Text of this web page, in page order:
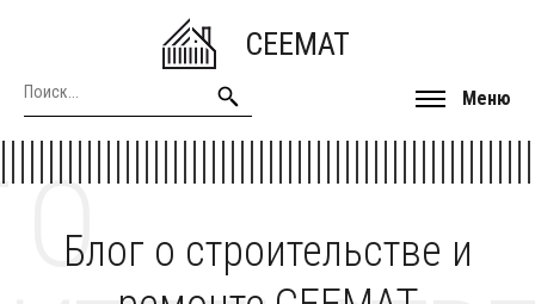
CEEMAT
Меню
Блог о строительстве и
О